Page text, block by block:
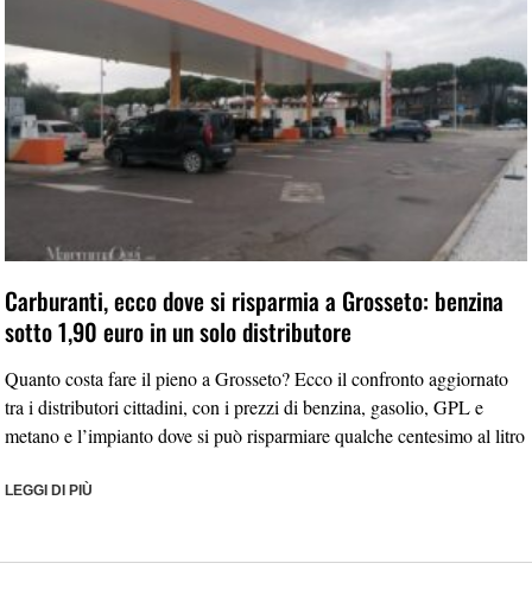
Carburanti, ecco dove si risparmia a Grosseto: benzina
sotto 1,90 euro in un solo distributore
Quanto costa fare il pieno a Grosseto? Ecco il confronto aggiornato
tra i distributori cittadini, con i prezzi di benzina, gasolio, GPL e
metano e l’impianto dove si può risparmiare qualche centesimo al litro
LEGGI DI PIÙ